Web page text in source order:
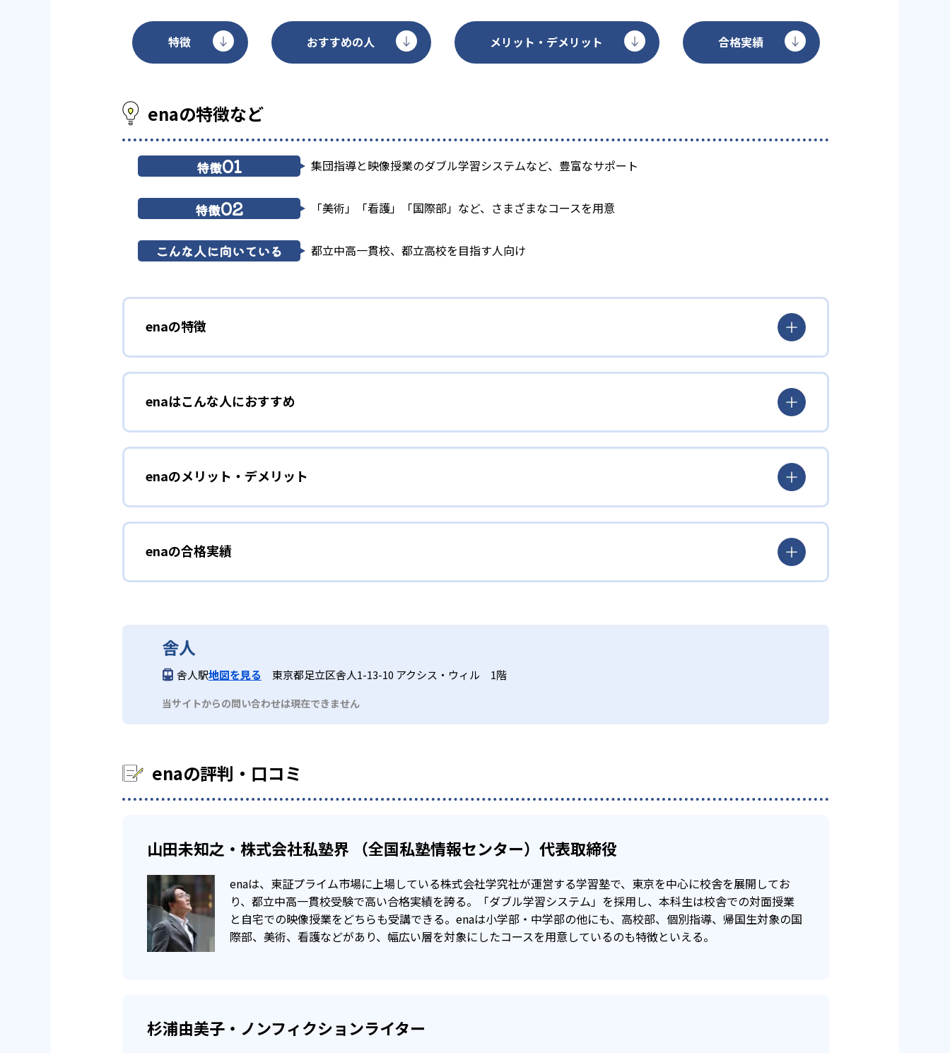
特徴 おすすめの人 メリット・デメリット 合格実績
enaの特徴など
特徴01 集団指導と映像授業のダブル学習システムなど、豊富なサポート
特徴02 「美術」「看護」「国際部」など、さまざまなコースを用意
こんな人に向いている 都立中高一貫校、都立高校を目指す人向け
enaの特徴
01 ダブル学習システム
enaの授業は、対面授業と映像授業を組み合わせた「ダブル学習システム」だ。合計170校以上校舎を構え、校長を中心とする校舎
教師陣が対面授業を行う。授業の解説の他にも、テストによる学習状況の確認、進路相談など受験に関するサポートを総合的に行
っている。それに加え、自宅学習でも映像授業を受講可能。対面授業の予習・復習を映像授業で行えるため、率先して自学を進め
02 さまざまなコースを用意
enaは「小学部」「中学部」「高校部」の一般的な受験対策、定期テスト対策コースだけでなく、「美術」「看護」「国際部」な
どさまざまなコースを用意しており、幅広いニーズに対応している。美術コースではデッサンなどの実技を行い、看護コースでは
小論文や面接など、看護医療系入試に特化した指導を受けることができる。さらに、国際部コースで帰国子女向けの対策を行って
enaはこんな人におすすめ
enaでは、作文などの試験がある都立中学受験に向けて、単なる知識の詰め込み教育を行っていない。低学年のうちから記述指導
を行い、考える力・書く力の基礎を鍛える。また、小学5年生からは「復習ノート」を必修化。授業内容を自らまとめ直す機会を
与えることで、さらに考える力・書く力を向上させる。
中学生 都立高校を目指す子ども向け
enaでは、部活動などで忙しい中学生のために先取り学習を行い、余裕を持って学校の授業と定期テストに臨めるようにしてい
高校生
enaには、東大など最難関国立大学合格を目指す専門校舎「ena最高水準」があるだけでなく、「美術」「看護」「国際部」などさ
まざまなコースを用意している。専門的な内容を学びながら、国語・数学・英語といった入試科目の学習も行える点が強みだ。
enaのメリット・デメリット
enaの最大のメリットは、授業から復習までの流れがシステム化されていることだ。「ダブル学習システム」では、校舎に通って
受ける対面授業とともに、自宅で単方向映像授業を受講する。対面授業では、講師の授業により理解を深める。そして、宿題や小
テストでやり直して苦手な点を確認し、映像授業でより理解を深める。
映像授業は何度でも見直すことができ、わからない点があれば映像を止めて考えたり、調べたりする時間を設けられるので、復習
に適していると言えるだろう。そして最後に「学力判定テスト」で学習の理解度や得点力を確認する。この流れを繰り返すこと
で、より確実に知識を定着できるだろう。
どんなデメリットがある？
う。入塾前に、自宅学習の計画も立てた上で、入塾を決断するとよいだろう。
enaの合格実績
enaには都立中学、都立高校の合格実績が多数あり、2023年度合格実績は下記のとおりである。なお、合格実績にはena個別も含
まれている。
中学校の合格実績
80 103 111 110
富士中学校 109
日比谷高校
大学の合格実績
他、多数合格
※2023年9月、当社調べ
舎人
舎人駅地図を見る 東京都足立区舎人1-13-10 アクシス・ウィル 1階
当サイトからの問い合わせは現在できません
enaの評判・口コミ
山田未知之・株式会社私塾界 （全国私塾情報センター）代表取締役
enaは、東証プライム市場に上場している株式会社学究社が運営する学習塾で、東京を中心に校舎を展開してお
り、都立中高一貫校受験で高い合格実績を誇る。「ダブル学習システム」を採用し、本科生は校舎での対面授業
と自宅での映像授業をどちらも受講できる。enaは小学部・中学部の他にも、高校部、個別指導、帰国生対象の国
際部、美術、看護などがあり、幅広い層を対象にしたコースを用意しているのも特徴といえる。
杉浦由美子・ノンフィクションライター